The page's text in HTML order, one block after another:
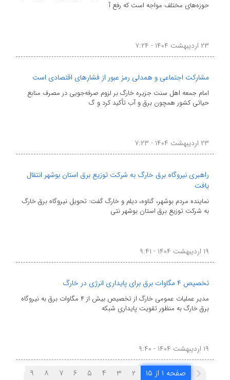
حوزه‌های مختلف مواجه است که رفع آ
۲۳ اردیبهشت ۱۴۰۴ - ۷:۲۴
مشارکت اجتماعی و همدلی رمز عبور از فشارهای اقتصادی است
امام جمعه اهل سنت جزیره خارگ بر لزوم صرفه‌جویی در مصرف منابع
حیاتی کشور همچون برق و آب تأکید کرد و گ
۲۳ اردیبهشت ۱۴۰۴ - ۷:۲۳
راهبری نیروگاه برق خارگ به شرکت توزیع برق استان بوشهر انتقال
یافت
نماینده مردم بوشهر، گناوه، دیلم و خارگ گفت: تحویل نیروگاه برق خارگ
به شرکت توزیع برق استان بوشهر نتی
۱۹ اردیبهشت ۱۴۰۴ - ۹:۴۱
تخصیص ۴ مگاوات برق برای پایداری انرژی در خارگ
مدیر عملیات عمومی خارگ از تخصیص بیش از ۴ مگاوات برق به نیروگاه
برق خارگ به منظور تقویت پایداری شبکه
۱۹ اردیبهشت ۱۴۰۴ - ۹:۴۰
صفحه ۱ از ۱۵ ۲ ۳ ۴ ۵ ۶ ۷ ۸ ۹